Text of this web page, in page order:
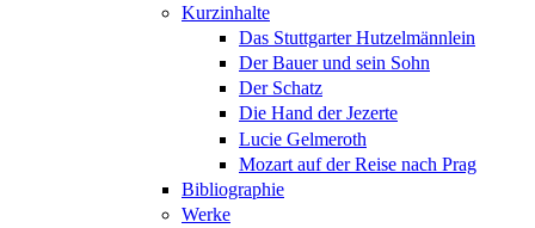
Kurzinhalte
Das Stuttgarter Hutzelmännlein
Der Bauer und sein Sohn
Der Schatz
Die Hand der Jezerte
Lucie Gelmeroth
Mozart auf der Reise nach Prag
Bibliographie
Werke